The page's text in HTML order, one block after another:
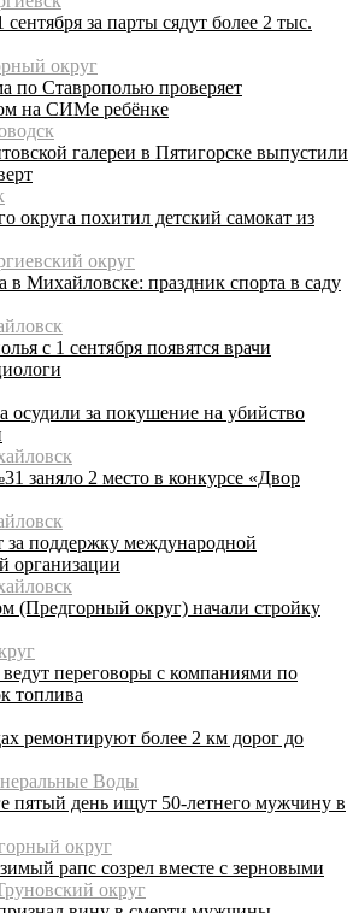
за парты сядут более 2 тыс.
округ
по Ставрополью проверяет
на СИМе ребёнке
галереи в Пятигорске выпустили
округа похитил детский самокат из
округ
в Михайловске: праздник спорта в саду
с 1 сентября появятся врачи
осудили за покушение на убийство
заняло 2 место в конкурсе «Двор
за поддержку международной
организации
(Предгорный округ) начали стройку
переговоры с компаниями по
топлива
ремонтируют более 2 км дорог до
Воды
пятый день ищут 50-летнего мужчину в
округ
рапс созрел вместе с зерновыми
округ